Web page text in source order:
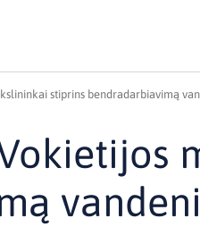
stiprins bendradarbiavimą